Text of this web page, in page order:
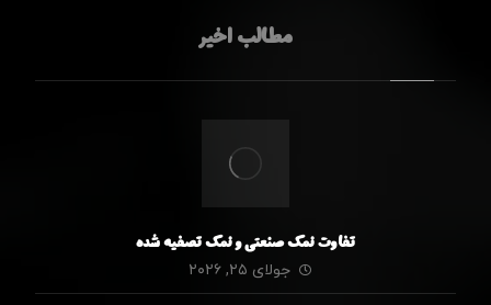
مطالب اخیر
تفاوت نمک صنعتی و نمک تصفیه شده
جولای ۲۵, ۲۰۲۶